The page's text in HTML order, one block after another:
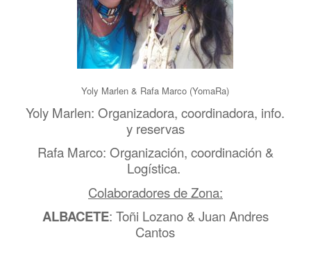
Yoly Marlen & Rafa Marco (YomaRa)
Yoly Marlen: Organizadora, coordinadora, info.
y reservas
Rafa Marco: Organización, coordinación &
Logística.
Colaboradores de Zona:
ALBACETE: Toñi Lozano & Juan Andres
Cantos